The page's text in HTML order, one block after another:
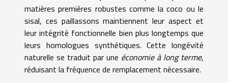
matières premières robustes comme la coco ou le
sisal, ces paillassons maintiennent leur aspect et
leur intégrité fonctionnelle bien plus longtemps que
leurs homologues synthétiques. Cette longévité
naturelle se traduit par une économie à long terme,
réduisant la fréquence de remplacement nécessaire.